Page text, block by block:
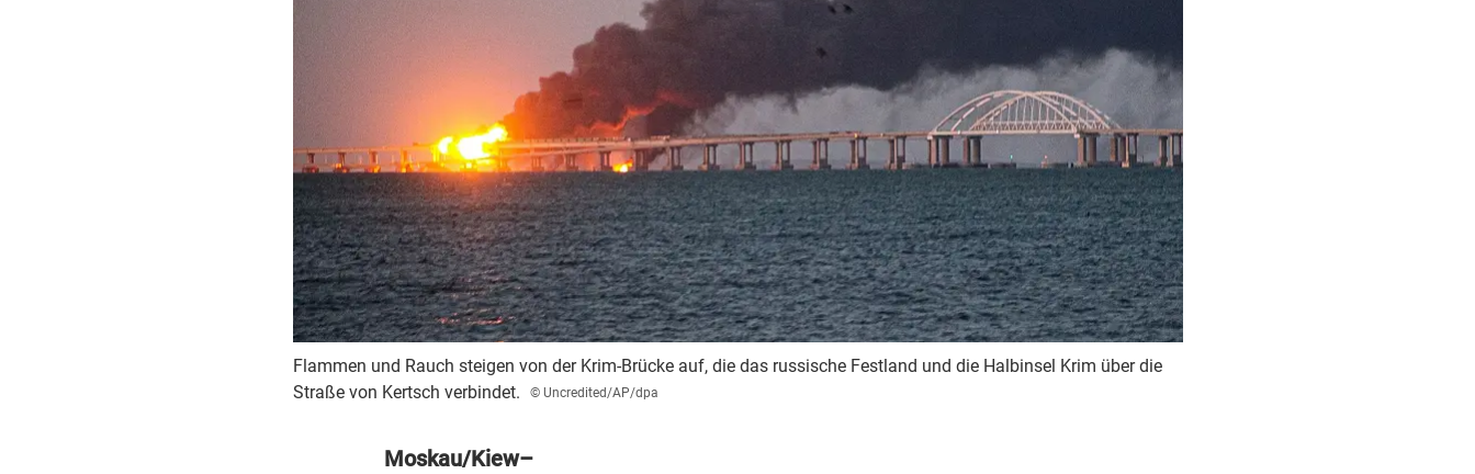
Flammen und Rauch steigen von der Krim-Brücke auf, die das russische Festland und die Halbinsel Krim über die
Straße von Kertsch verbindet.
© Uncredited/AP/dpa
Moskau/Kiew–